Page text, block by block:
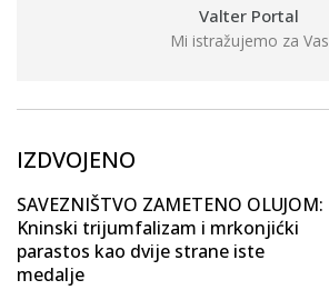
Valter Portal
Mi istražujemo za Vas
IZDVOJENO
SAVEZNIŠTVO ZAMETENO OLUJOM:
Kninski trijumfalizam i mrkonjićki
parastos kao dvije strane iste
medalje